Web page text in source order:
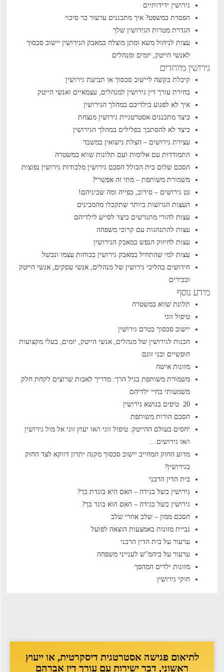
גירושין ידידותיים
הפסדת במשפט? איך מתכננים ערעור בר סיכוי
הגדרת מטרות הגירושין שלך
עצות לניהול משא ומתן מוצלח במאבק הגירושיןיישוב סכסוך
לאנשי הייטק, יזמים ומנהלים
גירושין מיוחדים
קיבלת בקשה ליישוב סכסוך או תביעת גירושין
בחירת עורך דין גירושין למנהלים, עצמאיים ואנשי הייטק
איך לא לפגוע בילדיכם במהלך הגירושין
כיצד מתכננים אסטרטגיית גירושין מנצחת
כיצד לא להסתבך בפלילים במהלך הגירושין
עצירת גירושים – הצלת נישואין במשבר
התמודדות עם אלימות ועם תלונות שווא במשטרה
הסכם שלום בית הכולל הסכם גירושיןמלכודות גירושין נפוצות
משמורת משותפת – מתי זה אפשרי?
גט גירושים – סירוב, כפייה ומה שביניהם!
העצות הגרועות ביותר שתקבלו מהמבינים
עצות להורי מתגרשים כיצד לסייע לילדיהם
עצות להתנהגות עם קרובי משפחה
עצות לחיזוק הנפש במאבק הגירושין
עצות למי שהתחיל במאבק גירושין בכוחות עצמו ונכשל
חידושים בהליכי גירושין של מנהלים, אנשי עסקים, אנשי הייטק
ובכירים
מידע נוסף
תלונת שווא במשטרה
טיפול זוגי
יישוב סכסוך בטרם גירושין
הכנות לגירושין של מנהלים, אנשי הייטק, יזמים, בעלי מקצועות
חופשיים ובני זוגם
מזונות אישה
משמורת משותפת בגיל הרך: מדריך לאבות שרוצים לקחת חלק
משמעותי בחיי ילדיהם
20 טיפים בנושא גירושין
הסכם הורות משותפת
יחסים בעולם ההייטק: טיפול זוגי ו/או יעוץ זוגי אל מול גירושין
ו/או גירושים…
מדוע החוק המחייב יישוב סכסוך מקנה יתרון דווקא לצד החזק
בגירושין?
בית הדין הרבני
גירושין בשל בגידה – האם היא בוגדת בך?
גירושין בשל בגידה – האם הוא בוגד בך?
הסכם ממון – שלב אחרי שלב
גביית מזונות באמצעות הוצאה לפועל
ערעור על בית הדין הרבני
ערעור על ביהמ"ש לענייני משפחה
מזונות ילדים המהפך
חוקי גירושין
לתיאום פגישה אסטרטגית דיסקרטית, או ייעוץ
ראשוני, דבר ישירות עם עורך דין אברהם